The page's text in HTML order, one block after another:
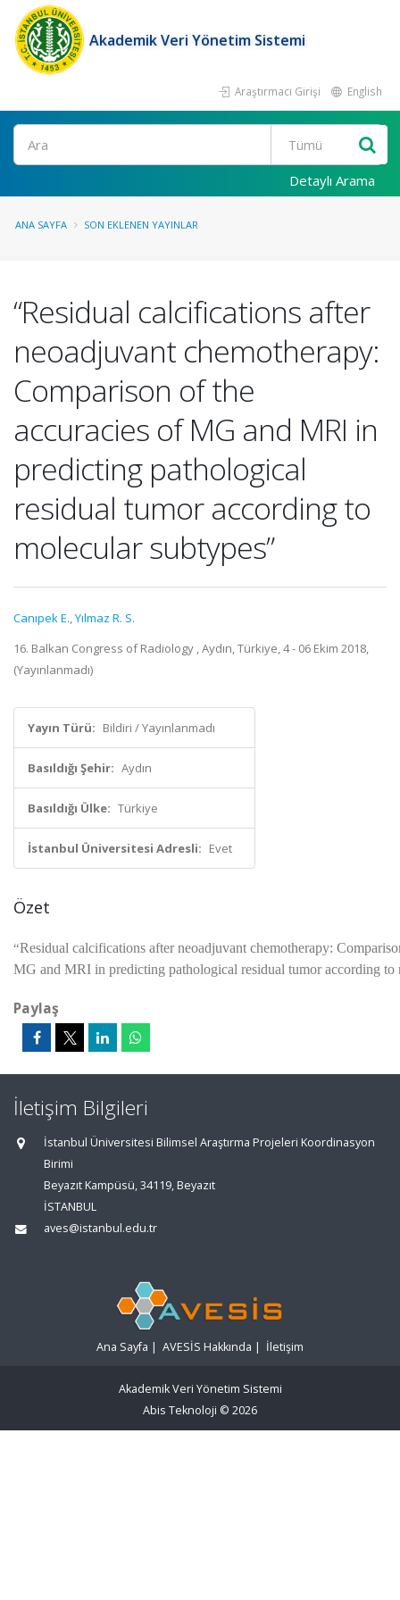
Akademik Veri Yönetim Sistemi
Araştırmacı Girişi English
Ara
Detaylı Arama
ANA SAYFA SON EKLENEN YAYINLAR
“Residual calcifications after
neoadjuvant chemotherapy:
Comparison of the
accuracies of MG and MRI in
predicting pathological
residual tumor according to
molecular subtypes”
Canıpek E.,Yılmaz R. S.
16. Balkan Congress of Radiology , Aydın, Türkiye, 4 - 06 Ekim 2018,
(Yayınlanmadı)
Yayın Türü: Bildiri / Yayınlanmadı
Basıldığı Şehir: Aydın
Basıldığı Ülke: Türkiye
İstanbul Üniversitesi Adresli: Evet
Özet
“Residual calcifications after neoadjuvant chemotherapy:
MG and MRI in predicting pathological residual tumor according to
Paylaş
İletişim Bilgileri
İstanbul Üniversitesi Bilimsel Araştırma Projeleri Koordinasyon
Birimi
Beyazıt Kampüsü, 34119, Beyazıt
İSTANBUL
aves@istanbul.edu.tr
Ana Sayfa | AVESİS Hakkında | İletişim
Akademik Veri Yönetim Sistemi
Abis Teknoloji © 2026